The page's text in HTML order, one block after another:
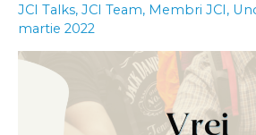
JCI Talks, JCI Team, Membri JCI,
martie 2022